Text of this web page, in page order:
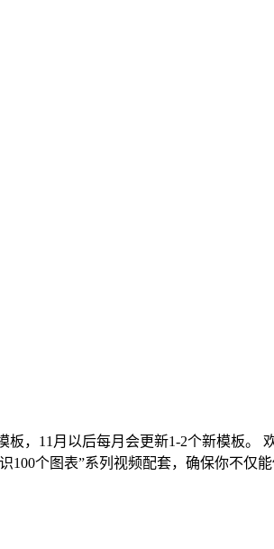
，11月以后每月会更新1-2个新模板。
个图表”系列视频配套，确保你不仅